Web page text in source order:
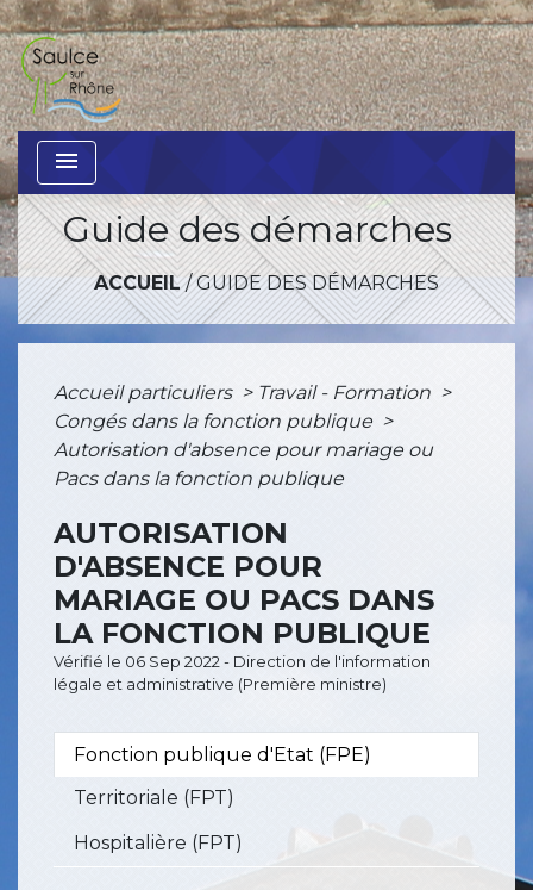
menu
Guide des démarches
ACCUEIL/GUIDE DES DÉMARCHES
Accueil particuliers > Travail - Formation >
Congés dans la fonction publique >
Autorisation d'absence pour mariage ou
Pacs dans la fonction publique
AUTORISATION
D'ABSENCE POUR
MARIAGE OU PACS DANS
LA FONCTION PUBLIQUE
Vérifié le 06 Sep 2022 - Direction de l'information
légale et administrative (Première ministre)
Fonction publique d'Etat (FPE)
Territoriale (FPT)
Hospitalière (FPT)